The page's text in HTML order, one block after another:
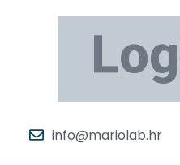
info@mariolab.hr